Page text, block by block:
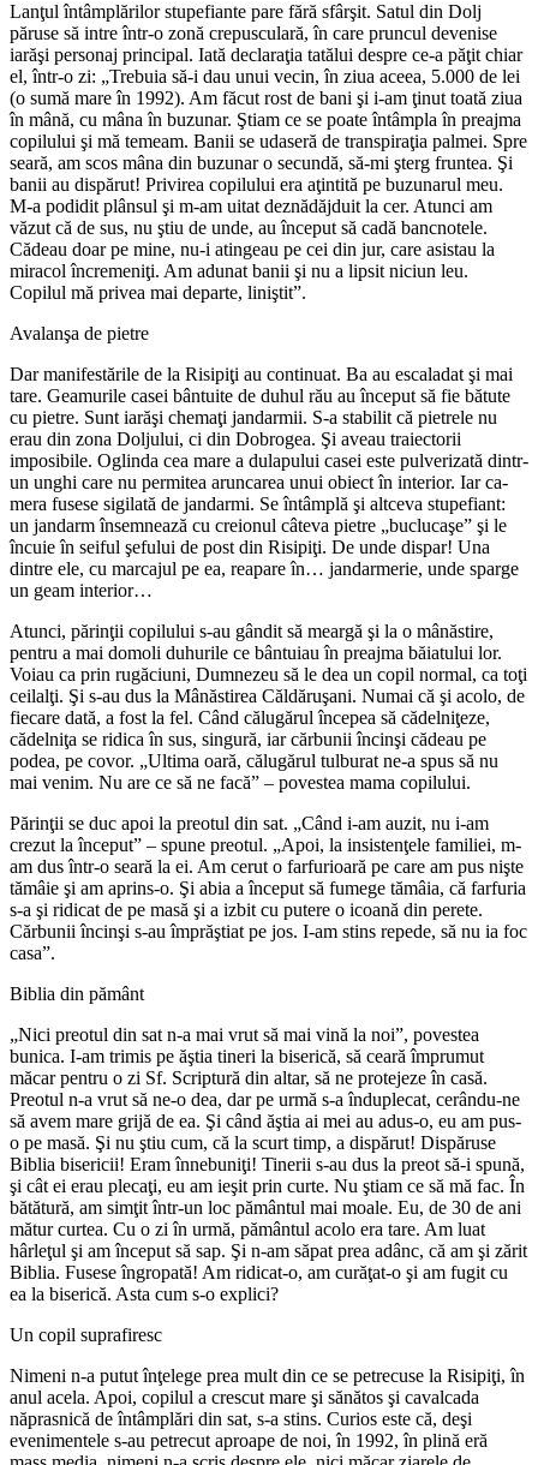
Lanţul întâmplărilor stupefiante pare fără sfâr­şit. Satul din Dolj
păruse să intre într-o zonă cre­pus­culară, în care pruncul devenise
iarăşi personaj principal. Iată declaraţia tatălui despre ce-a păţit chiar
el, într-o zi: „Trebuia să-i dau unui vecin, în ziua aceea, 5.000 de lei
(o sumă mare în 1992). Am făcut rost de bani şi i-am ţinut toată ziua
în mână, cu mâna în buzunar. Ştiam ce se poate în­tâmpla în preajma
copilului şi mă temeam. Banii se udaseră de transpiraţia palmei. Spre
seară, am scos mâna din buzunar o secundă, să-mi şterg fruntea. Şi
banii au dispărut! Privirea copilului era aţintită pe buzunarul meu.
M-a podidit plânsul şi m-am uitat deznădăjduit la cer. Atunci am
văzut că de sus, nu ştiu de unde, au început să cadă bancnotele.
Cădeau doar pe mine, nu-i atingeau pe cei din jur, care asistau la
miracol încremeniţi. Am adunat banii şi nu a lipsit niciun leu.
Copilul mă privea mai departe, liniştit”.
Avalanşa de pietre
Dar manifestările de la Risipiţi au continuat. Ba au escaladat şi mai
tare. Geamurile casei bântuite de duhul rău au început să fie bătute
cu pietre. Sunt iarăşi chemaţi jandarmii. S-a stabilit că pietrele nu
erau din zona Doljului, ci din Dobrogea. Şi aveau traiectorii
imposibile. Oglinda cea mare a dulapu­lui casei este pulverizată dintr-
un unghi care nu permitea aruncarea unui obiect în interior. Iar ca­
mera fusese sigilată de jandarmi. Se întâmplă şi altceva stupefiant:
un jandarm însem­nează cu creionul câteva pietre „buclucaşe” şi le
încuie în seiful şefului de post din Risipiţi. De unde dispar! Una
dintre ele, cu marcajul pe ea, rea­pare în… jandarmerie, unde sparge
un geam inte­rior…
Atunci, părinţii copilului s-au gân­dit să meargă şi la o mânăstire,
pentru a mai domoli duhurile ce bântuiau în preajma băiatului lor.
Voiau ca prin rugăciuni, Dumnezeu să le dea un copil normal, ca toţi
ceilalţi. Şi s-au dus la Mânăstirea Căldăruşani. Nu­mai că şi acolo, de
fiecare dată, a fost la fel. Când călugărul începea să că­delniţeze,
cădelniţa se ridica în sus, singură, iar cărbunii încinşi cădeau pe
podea, pe covor. „Ultima oară, călu­gărul tulburat ne-a spus să nu
mai venim. Nu are ce să ne facă” – po­vestea mama copilului.
Părinţii se duc apoi la preotul din sat. „Când i-am auzit, nu i-am
crezut la început” – spune preotul. „Apoi, la insistenţele familiei, m-
am dus într-o seară la ei. Am cerut o farfu­rioară pe care am pus nişte
tămâie şi am a­prins-o. Şi abia a înce­put să fumege tămâia, că farfuria
s-a şi ridicat de pe masă şi a izbit cu putere o icoană din perete.
Cărbunii încinşi s-au îm­prăştiat pe jos. I-am stins repede, să nu ia foc
casa”.
Biblia din pământ
„Nici preotul din sat n-a mai vrut să mai vină la noi”, povestea
bunica. I-am trimis pe ăştia tineri la biserică, să ceară împrumut
măcar pentru o zi Sf. Scriptură din altar, să ne protejeze în casă.
Preotul n-a vrut să ne-o dea, dar pe urmă s-a înduplecat, cerându-ne
să avem mare grijă de ea. Şi când ăştia ai mei au adus-o, eu am pus-
o pe masă. Şi nu ştiu cum, că la scurt timp, a dispărut! Dispăruse
Biblia bisericii! Eram înnebuniţi! Tinerii s-au dus la preot să-i spună,
şi cât ei erau plecaţi, eu am ieşit prin curte. Nu ştiam ce să mă fac. În
bătătură, am simţit într-un loc pământul mai moale. Eu, de 30 de ani
mătur curtea. Cu o zi în urmă, pământul acolo era tare. Am luat
hârleţul şi am început să sap. Şi n-am săpat prea adânc, că am şi zărit
Biblia. Fusese îngropată! Am ridicat-o, am curăţat-o şi am fugit cu
ea la biserică. Asta cum s-o explici?
Un copil suprafiresc
Nimeni n-a putut înţe­lege prea mult din ce se pe­trecuse la Risipiţi, în
anul acela. Apoi, copilul a crescut mare şi sănătos şi cavalcada
năprasnică de întâmplări din sat, s-a stins. Curios este că, deşi
evenimentele s-au petre­cut aproape de noi, în 1992, în plină eră